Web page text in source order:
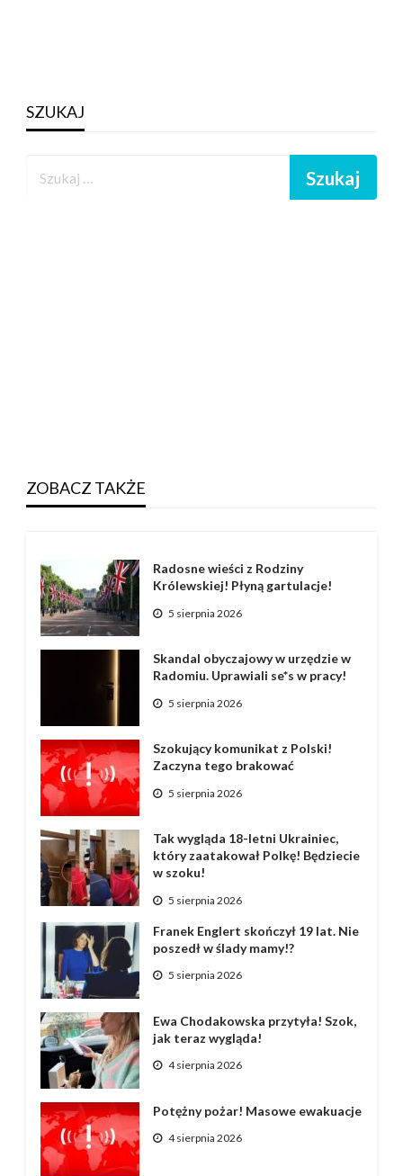
SZUKAJ
ZOBACZ TAKŻE
Radosne wieści z Rodziny
Królewskiej! Płyną gartulacje!
5 sierpnia 2026
Skandal obyczajowy w urzędzie w
Radomiu. Uprawiali se*s w pracy!
5 sierpnia 2026
Szokujący komunikat z Polski!
Zaczyna tego brakować
5 sierpnia 2026
Tak wygląda 18-letni Ukrainiec,
który zaatakował Polkę! Będziecie
w szoku!
5 sierpnia 2026
Franek Englert skończył 19 lat. Nie
poszedł w ślady mamy!?
5 sierpnia 2026
Ewa Chodakowska przytyła! Szok,
jak teraz wygląda!
4 sierpnia 2026
Potężny pożar! Masowe ewakuacje
4 sierpnia 2026